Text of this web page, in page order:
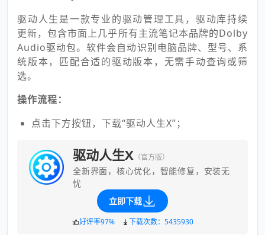
驱动人生是一款专业的驱动管理工具，驱动库持续
更新，包含市面上几乎所有主流笔记本品牌的Dolby
Audio驱动包。软件会自动识别电脑品牌、型号、系
统版本，匹配合适的驱动版本，无需手动查询或筛
选。
操作流程：
点击下方按钮，下载“驱动人生X”；
驱动人生X （官方版）
全新界面，核心优化，智能修复，安装无
忧
立即下载
好评率97% 下载次数：5435930